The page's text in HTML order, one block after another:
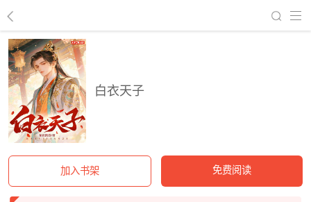
白衣天子
加入书架 免费阅读